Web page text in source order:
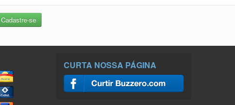
CURTA NOSSA PÁGINA